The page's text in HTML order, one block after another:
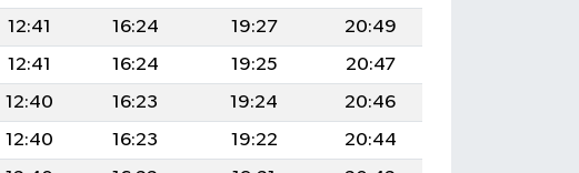
12:41 16:24 19:27
20:49
12:41 16:24 19:25
20:47
12:40 16:23 19:24
20:46
12:40 16:23 19:22
20:44